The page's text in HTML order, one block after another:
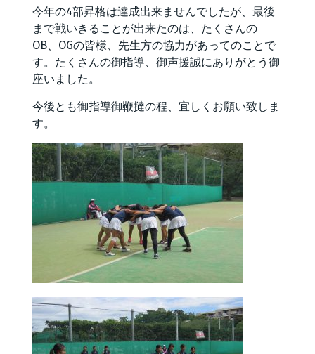
今年の4部昇格は達成出来ませんでしたが、最後
まで戦いきることが出来たのは、たくさんの
OB、OGの皆様、先生方の協力があってのことで
す。たくさんの御指導、御声援誠にありがとう御
座いました。
今後とも御指導御鞭撻の程、宜しくお願い致しま
す。